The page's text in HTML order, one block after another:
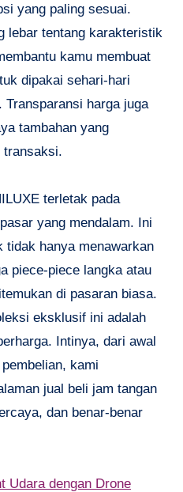
yang paling sesuai.
lebar tentang karakteristik
kamu membuat
dipakai sehari-hari
harga juga
tambahan yang
transaksi.
terletak pada
yang mendalam. Ini
tidak hanya menawarkan
piece-piece langka atau
di pasaran biasa.
eksklusif ini adalah
Intinya, dari awal
kami
jual beli jam tangan
dan benar-benar
Udara dengan Drone